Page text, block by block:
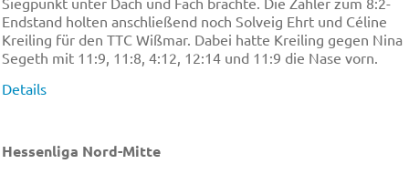
Endstand holten anschließend noch Solveig Ehrt und Céline
Kreiling für den TTC Wißmar. Dabei hatte Kreiling gegen Nina
Segeth mit 11:9, 11:8, 4:12, 12:14 und 11:9 die Nase vorn.
Details
Hessenliga Nord-Mitte